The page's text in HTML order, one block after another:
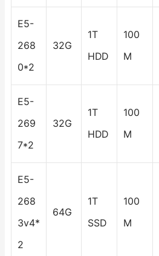
E5-
268
0*2
32G
1T
HDD
100
M
E5-
269
7*2
32G
1T
HDD
100
M
E5-
268
3v4*
2
64G
1T
SSD
100
M